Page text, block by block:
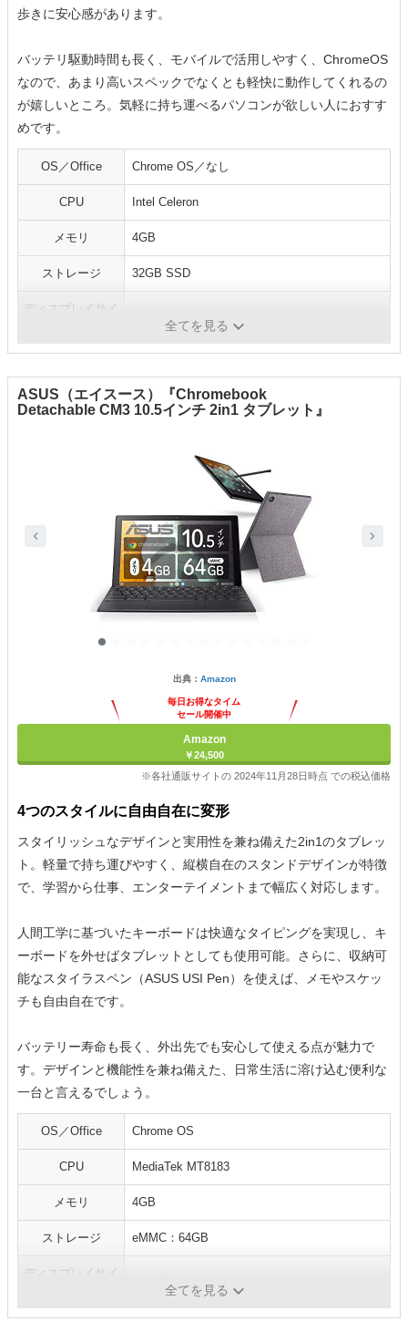
歩きに安心感があります。
バッテリ駆動時間も長く、モバイルで活用しやすく、ChromeOS
なので、あまり高いスペックでなくとも軽快に動作してくれるの
が嬉しいところ。気軽に持ち運べるパソコンが欲しい人におすす
めです。
OS／Office Chrome OS／なし
CPU Intel Celeron
メモリ 4GB
ストレージ 32GB SSD
ディスプレイサイ
11.6インチ／‎1366x768ピクセル
全てを見る
ASUS（エイスース）『Chromebook
Detachable CM3 10.5インチ 2in1 タブレット』
出典： Amazon
毎日お得なタイム
セール開催中
Amazon
￥24,500
※各社通販サイトの 2024年11月28日時点 での税込価格
4つのスタイルに自由自在に変形
スタイリッシュなデザインと実用性を兼ね備えた2in1のタブレッ
ト。軽量で持ち運びやすく、縦横自在のスタンドデザインが特徴
で、学習から仕事、エンターテイメントまで幅広く対応します。
人間工学に基づいたキーボードは快適なタイピングを実現し、キ
ーボードを外せばタブレットとしても使用可能。さらに、収納可
能なスタイラスペン（ASUS USI Pen）を使えば、メモやスケッ
チも自由自在です。
バッテリー寿命も長く、外出先でも安心して使える点が魅力で
す。デザインと機能性を兼ね備えた、日常生活に溶け込む便利な
一台と言えるでしょう。
OS／Office Chrome OS
CPU MediaTek MT8183
メモリ 4GB
ストレージ eMMC：64GB
ディスプレイサイ
10.5型ワイド／1920x1200ドット
全てを見る